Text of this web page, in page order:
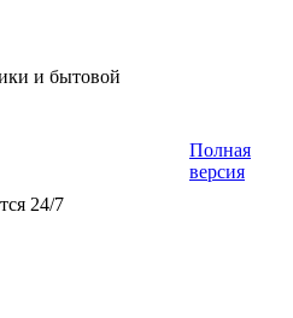
и бытовой
24/7
Полная
версия